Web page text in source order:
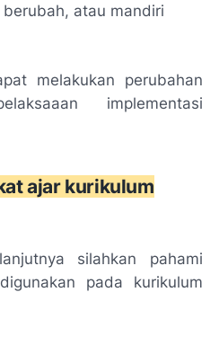
atau mandiri
melakukan perubahan
implementasi
ajar kurikulum
silahkan pahami
pada kurikulum